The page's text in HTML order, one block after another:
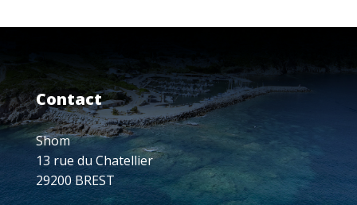
SOUTIEN
AU
CARGO
RHODANUS,
ÉCHOUÉ
AUX
ABORDS
DE
BONIFACIO
Contact
Shom
13 rue du Chatellier
29200 BREST